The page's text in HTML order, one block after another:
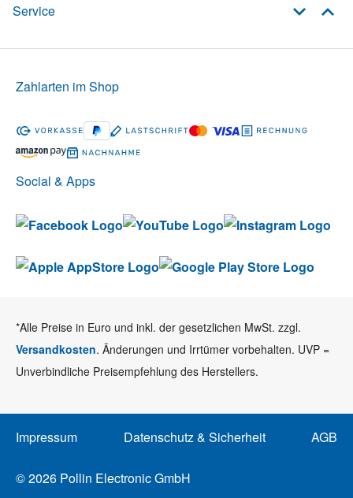
Service
Social & Apps
Zahlarten im Shop
*Alle Preise in Euro und inkl. der gesetzlichen MwSt. zzgl.
Versandkosten. Änderungen und Irrtümer vorbehalten. UVP =
Unverbindliche Preisempfehlung des Herstellers.
Impressum Datenschutz & Sicherheit AGB
© 2026 Pollin Electronic GmbH